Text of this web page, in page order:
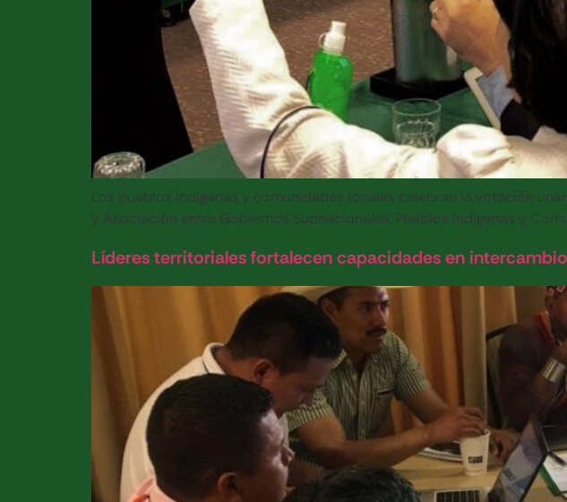
Los pueblos indígenas y comunidades locales celebran la votación
y Asociación entre Gobiernos Subnacionales, Pueblos Indígenas y
Líderes territoriales fortalecen capacidades en